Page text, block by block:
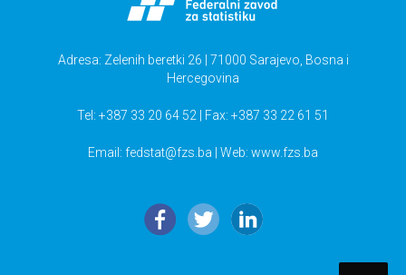
Adresa: Zelenih beretki 26 | 71000 Sarajevo, Bosna i
Hercegovina
Tel: +387 33 20 64 52 | Fax: +387 33 22 61 51
Email: fedstat@fzs.ba | Web: www.fzs.ba